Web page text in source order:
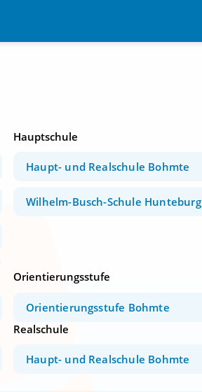
Hauptschule
Haupt- und Realschule Bohmte
Wilhelm-Busch-Schule Hunteburg
Orientierungsstufe
Orientierungsstufe Bohmte
Realschule
Haupt- und Realschule Bohmte